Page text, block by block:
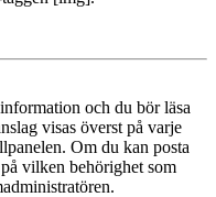
och du bör läsa
visas överst på varje
Om du kan posta
vilken behörighet som